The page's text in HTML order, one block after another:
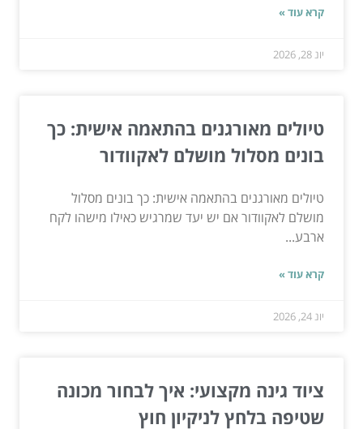
קרא עוד »
יונ 28, 2026
טיולים מאורגנים בהתאמה אישית: כך
בונים מסלול מושלם לאקוודור
טיולים מאורגנים בהתאמה אישית: כך בונים מסלול
מושלם לאקוודור אם יש יעד שמרגיש כאילו מישהו לקח
ארבע...
קרא עוד »
יונ 24, 2026
ציוד גינה מקצועי: איך לבחור מכונה
שטיפה בלחץ לניקיון חוץ